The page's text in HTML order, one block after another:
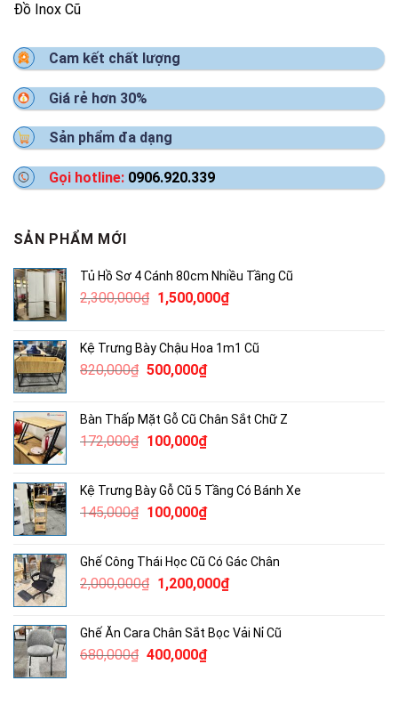
Đồ Inox Cũ
Cam kết chất lượng
Giá rẻ hơn 30%
Sản phẩm đa dạng
Gọi hotline: 0906.920.339
SẢN PHẨM MỚI
Tủ Hồ Sơ 4 Cánh 80cm Nhiều Tầng Cũ
2,300,000₫ Giá
2,300,000₫.
1,500,000₫Giá
là:
Kệ Trưng Bày Chậu Hoa 1m1 Cũ
820,000₫ Giá
820,000₫.
500,000₫Giá
là:
500,000₫.
Bàn Thấp Mặt Gỗ Cũ Chân Sắt Chữ Z
172,000₫ Giá
172,000₫.
100,000₫Giá
là:
100,000₫.
Kệ Trưng Bày Gỗ Cũ 5 Tầng Có Bánh Xe
145,000₫ Giá
145,000₫.
100,000₫Giá
là:
100,000₫.
Ghế Công Thái Học Cũ Có Gác Chân
2,000,000₫ Giá
2,000,000₫.
1,200,000₫Giá
là:
Ghế Ăn Cara Chân Sắt Bọc Vải Nỉ Cũ
680,000₫ Giá
400,000₫Giá